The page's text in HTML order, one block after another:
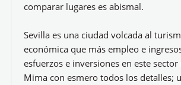
comparar lugares es abismal.
Sevilla es una ciudad volcada al
económica que más empleo e
esfuerzos e inversiones en este sector
Mima con esmero todos los detalles;